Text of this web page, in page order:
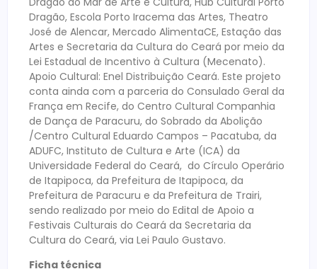
Dragão, Escola Porto Iracema das Artes, Theatro
José de Alencar, Mercado AlimentaCE, Estação das
Artes e Secretaria da Cultura do Ceará por meio da
Lei Estadual de Incentivo à Cultura (Mecenato).
Apoio Cultural: Enel Distribuição Ceará. Este projeto
conta ainda com a parceria do Consulado Geral da
França em Recife, do Centro Cultural Companhia
de Dança de Paracuru, do Sobrado da Abolição
/Centro Cultural Eduardo Campos – Pacatuba, da
ADUFC, Instituto de Cultura e Arte (ICA) da
Universidade Federal do Ceará, do Círculo Operário
de Itapipoca, da Prefeitura de Itapipoca, da
Prefeitura de Paracuru e da Prefeitura de Trairi,
sendo realizado por meio do Edital de Apoio a
Festivais Culturais do Ceará da Secretaria da
Cultura do Ceará, via Lei Paulo Gustavo.
Ficha técnica